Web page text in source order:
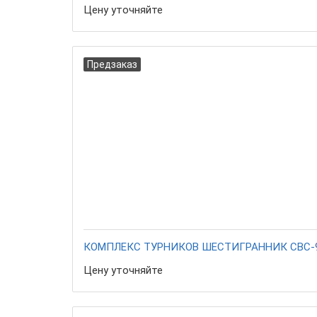
Цену уточняйте
Предзаказ
КОМПЛЕКС ТУРНИКОВ ШЕСТИГРАННИК СВС-
Цену уточняйте